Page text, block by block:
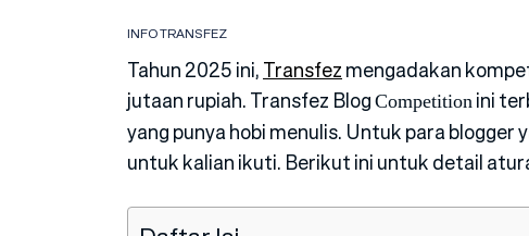
INFO TRANSFEZ
Tahun 2025 ini,Transfezmengadakan
jutaan rupiah. Transfez Blog Competition ini
yang punya hobi menulis. Untuk para blogger
untuk kalian ikuti. Berikut ini untuk detail